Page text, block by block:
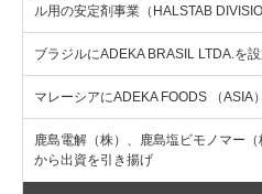
ル用の安定剤事業（HALSTAB
ブラジルにADEKA BRASIL LTDA.を
マレーシアにADEKA FOODS （ASIA
鹿島電解（株）、鹿島塩ビモノマー（
から出資を引き揚げ